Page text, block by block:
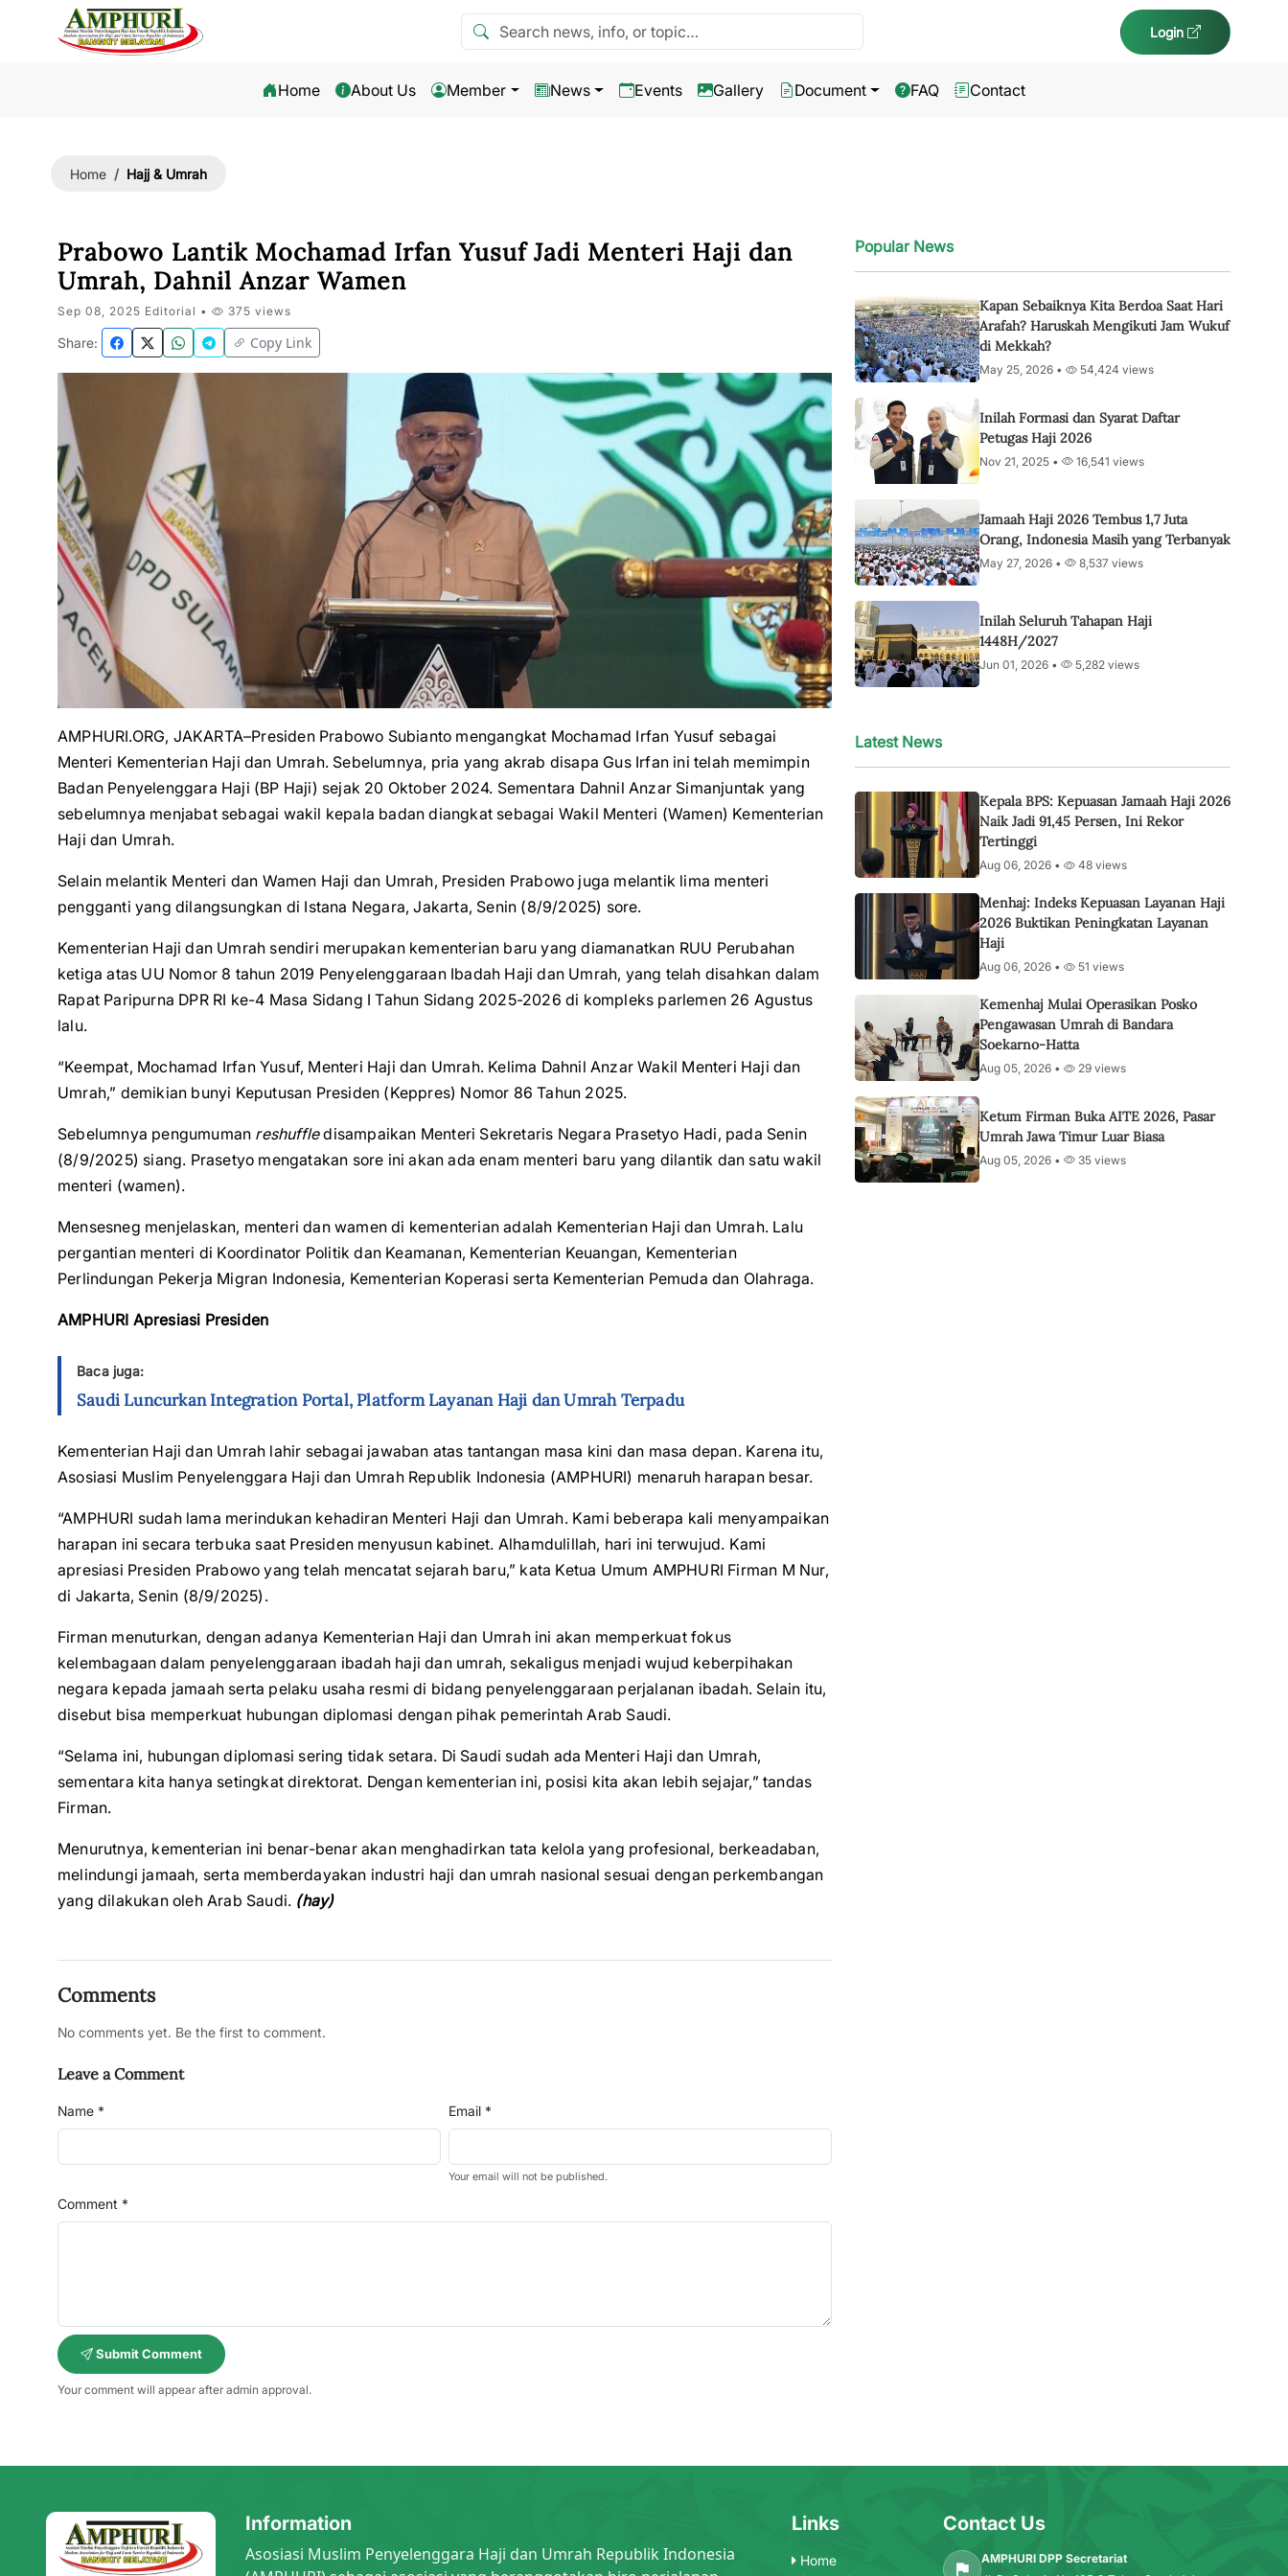
Search news Login
Home About Us Member News Events Gallery Document FAQ Contact
Home Hajj & Umrah
Prabowo Lantik Mochamad Irfan Yusuf Jadi Menteri Haji dan
Umrah, Dahnil Anzar Wamen
Sep 08, 2025 Editorial • 375 views
Share: Copy Link
AMPHURI.ORG, JAKARTA–Presiden Prabowo Subianto mengangkat Mochamad Irfan Yusuf sebagai
Menteri Kementerian Haji dan Umrah. Sebelumnya, pria yang akrab disapa Gus Irfan ini telah memimpin
Badan Penyelenggara Haji (BP Haji) sejak 20 Oktober 2024. Sementara Dahnil Anzar Simanjuntak yang
sebelumnya menjabat sebagai wakil kepala badan diangkat sebagai Wakil Menteri (Wamen) Kementerian
Haji dan Umrah.
Selain melantik Menteri dan Wamen Haji dan Umrah, Presiden Prabowo juga melantik lima menteri
pengganti yang dilangsungkan di Istana Negara, Jakarta, Senin (8/9/2025) sore.
Kementerian Haji dan Umrah sendiri merupakan kementerian baru yang diamanatkan RUU Perubahan
ketiga atas UU Nomor 8 tahun 2019 Penyelenggaraan Ibadah Haji dan Umrah, yang telah disahkan dalam
Rapat Paripurna DPR RI ke-4 Masa Sidang I Tahun Sidang 2025-2026 di kompleks parlemen 26 Agustus
lalu.
“Keempat, Mochamad Irfan Yusuf, Menteri Haji dan Umrah. Kelima Dahnil Anzar Wakil Menteri Haji dan
Umrah,” demikian bunyi Keputusan Presiden (Keppres) Nomor 86 Tahun 2025.
Sebelumnya pengumuman reshuffledisampaikan Menteri Sekretaris Negara Prasetyo Hadi, pada Senin
(8/9/2025) siang. Prasetyo mengatakan sore ini akan ada enam menteri baru yang dilantik dan satu wakil
menteri (wamen).
Mensesneg menjelaskan, menteri dan wamen di kementerian adalah Kementerian Haji dan Umrah. Lalu
pergantian menteri di Koordinator Politik dan Keamanan, Kementerian Keuangan, Kementerian
Perlindungan Pekerja Migran Indonesia, Kementerian Koperasi serta Kementerian Pemuda dan Olahraga.
AMPHURI Apresiasi Presiden
Baca juga:
Saudi Luncurkan Integration Portal, Platform Layanan Haji dan Umrah Terpadu
Kementerian Haji dan Umrah lahir sebagai jawaban atas tantangan masa kini dan masa depan. Karena itu,
Asosiasi Muslim Penyelenggara Haji dan Umrah Republik Indonesia (AMPHURI) menaruh harapan besar.
“AMPHURI sudah lama merindukan kehadiran Menteri Haji dan Umrah. Kami beberapa kali menyampaikan
harapan ini secara terbuka saat Presiden menyusun kabinet. Alhamdulillah, hari ini terwujud. Kami
apresiasi Presiden Prabowo yang telah mencatat sejarah baru,” kata Ketua Umum AMPHURI Firman M Nur,
di Jakarta, Senin (8/9/2025).
Firman menuturkan, dengan adanya Kementerian Haji dan Umrah ini akan memperkuat fokus
kelembagaan dalam penyelenggaraan ibadah haji dan umrah, sekaligus menjadi wujud keberpihakan
negara kepada jamaah serta pelaku usaha resmi di bidang penyelenggaraan perjalanan ibadah. Selain itu,
disebut bisa memperkuat hubungan diplomasi dengan pihak pemerintah Arab Saudi.
“Selama ini, hubungan diplomasi sering tidak setara. Di Saudi sudah ada Menteri Haji dan Umrah,
sementara kita hanya setingkat direktorat. Dengan kementerian ini, posisi kita akan lebih sejajar,” tandas
Firman.
Menurutnya, kementerian ini benar-benar akan menghadirkan tata kelola yang profesional, berkeadaban,
melindungi jamaah, serta memberdayakan industri haji dan umrah nasional sesuai dengan perkembangan
yang dilakukan oleh Arab Saudi. (hay)
Comments
No comments yet. Be the first to comment.
Leave a Comment
Name * Email *
Your email will not be published.
Comment *
Submit Comment
Your comment will appear after admin approval.
Popular News
Kapan Sebaiknya Kita Berdoa Saat Hari
Arafah? Haruskah Mengikuti Jam Wukuf
di Mekkah?
May 25, 2026 • 54,424 views
Inilah Formasi dan Syarat Daftar
Petugas Haji 2026
Nov 21, 2025 • 16,541 views
Jamaah Haji 2026 Tembus 1,7 Juta
Orang, Indonesia Masih yang Terbanyak
May 27, 2026 • 8,537 views
Inilah Seluruh Tahapan Haji
1448H/2027
Jun 01, 2026 • 5,282 views
Latest News
Kepala BPS: Kepuasan Jamaah Haji 2026
Naik Jadi 91,45 Persen, Ini Rekor
Tertinggi
Aug 06, 2026 • 48 views
Menhaj: Indeks Kepuasan Layanan Haji
2026 Buktikan Peningkatan Layanan
Haji
Aug 06, 2026 • 51 views
Kemenhaj Mulai Operasikan Posko
Pengawasan Umrah di Bandara
Soekarno-Hatta
Aug 05, 2026 • 29 views
Ketum Firman Buka AITE 2026, Pasar
Umrah Jawa Timur Luar Biasa
Aug 05, 2026 • 35 views
Information
Asosiasi Muslim Penyelenggara Haji dan Umrah Republik Indonesia
Links
Home
Contact Us
AMPHURI DPP Secretariat